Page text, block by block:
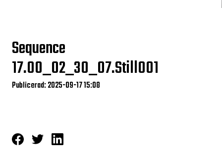
Sequence
17.00_02_30_07.Still001
Publicerad: 2025-09-17 15:08